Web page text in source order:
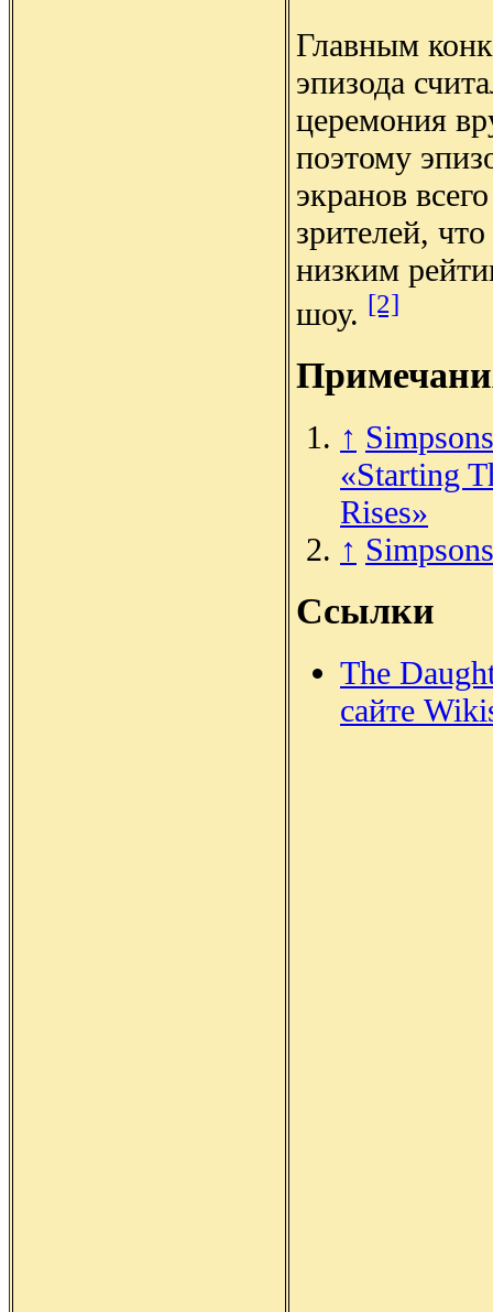
Главным
эпизода
церемония
поэтому
экранов
зрителей,
низким
шоу. [2]
↑
«Starting
Rises»
↑
Ссылки
The
сайте